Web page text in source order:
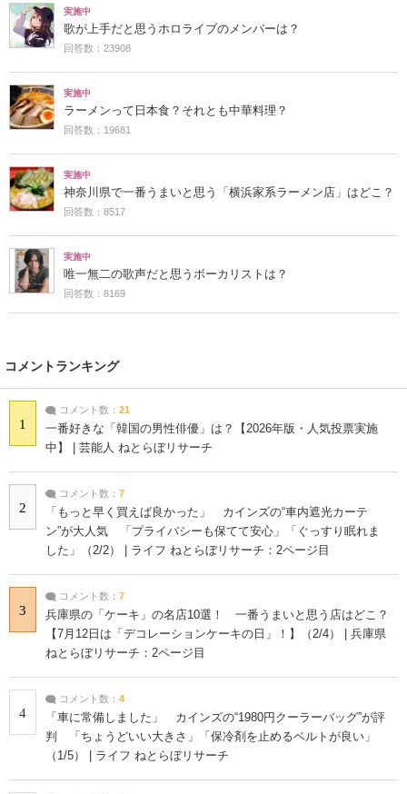
実施中
歌が上手だと思うホロライブのメンバーは？
回答数：23908
実施中
ラーメンって日本食？それとも中華料理？
回答数：19681
実施中
神奈川県で一番うまいと思う「横浜家系ラーメン店」はどこ？
回答数：8517
実施中
唯一無二の歌声だと思うボーカリストは？
回答数：8169
コメントランキング
1
コメント数： 21
一番好きな「韓国の男性俳優」は？【2026年版・人気投票実施
中】 | 芸能人 ねとらぼリサーチ
2
コメント数： 7
「もっと早く買えば良かった」 カインズの“車内遮光カーテ
ン”が大人気 「プライバシーも保てて安心」「ぐっすり眠れま
した」（2/2） | ライフ ねとらぼリサーチ：2ページ目
3
コメント数： 7
兵庫県の「ケーキ」の名店10選！ 一番うまいと思う店はどこ？
【7月12日は「デコレーションケーキの日」！】（2/4） | 兵庫県
ねとらぼリサーチ：2ページ目
4
コメント数： 4
「車に常備しました」 カインズの“1980円クーラーバッグ”が評
判 「ちょうどいい大きさ」「保冷剤を止めるベルトが良い」
（1/5） | ライフ ねとらぼリサーチ